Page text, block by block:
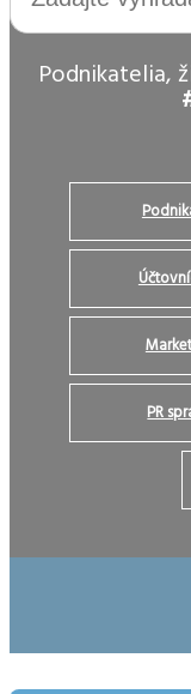
Podnikatelia,
PR